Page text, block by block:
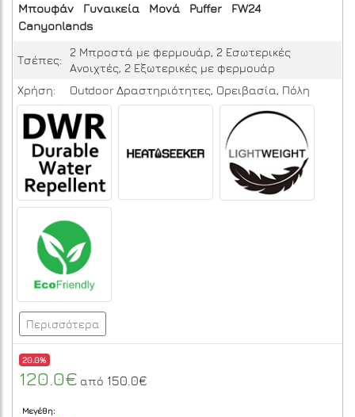
Μπουφάν Γυναικεία Μονά Puffer
FW24
Canyonlands
Τσέπες:
2 Μπροστά με φερμουάρ, 2 Εσωτερικές
Ανοιχτές, 2 Εξωτερικές με φερμουάρ
Χρήση:
Outdoor Δραστηριότητες, Ορειβασία, Πόλη
Περισσότερα
20.0%
120.0€ από 150.0€
Μεγέθη: